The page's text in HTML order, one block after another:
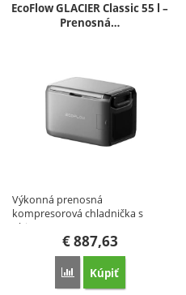
EcoFlow GLACIER Classic 55 l –
Prenosná…
Výkonná prenosná
kompresorová chladnička s
objemom 55…
€887,63
Porovnať
Kúpiť